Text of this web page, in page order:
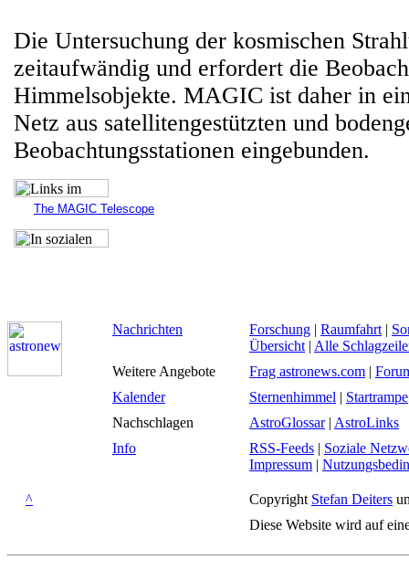
Die Untersuchung der kosmischen
zeitaufwändig und erfordert die
Himmelsobjekte. MAGIC ist daher in
Netz aus satellitengestützten und
Beobachtungsstationen eingebunden.
The MAGIC Telescope
Nachrichten Forschung | Raumfahrt |
Übersicht | Alle
Weitere Angebote
Frag astronews.com |
Kalender
Sternenhimmel | Startrampe
Nachschlagen
AstroGlossar| AstroLinks
Info
RSS-Feeds | Soziale
Impressum |
^ Copyright Stefan Deiters
Diese Website wird auf